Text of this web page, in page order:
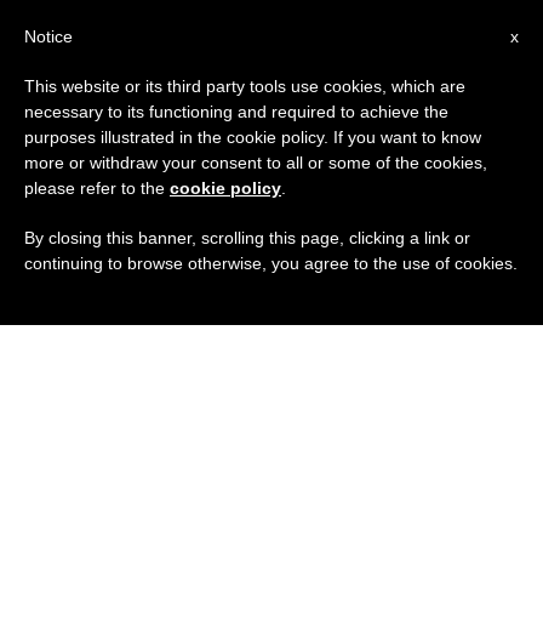
x
Notice
This website or its third party tools use cookies, which are
necessary to its functioning and required to achieve the
purposes illustrated in the cookie policy. If you want to know
more or withdraw your consent to all or some of the cookies,
please refer to the cookie policy
By closing this banner, scrolling this page, clicking a link or
continuing to browse otherwise, you agree to the use of cookies.